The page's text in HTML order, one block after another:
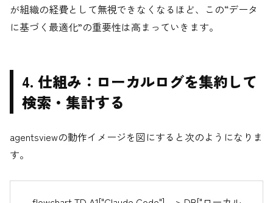
が組織の経費として無視できなくなるほど、この“データ
に基づく最適化”の重要性は高まっていきます。
4. 仕組み：ローカルログを集約して
検索・集計する
agentsviewの動作イメージを図にすると次のようになりま
す。